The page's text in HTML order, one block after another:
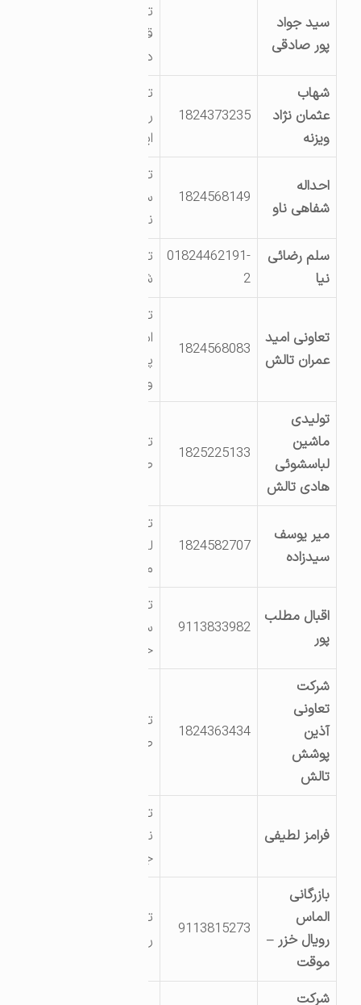
سید جواد
پور صادقی
تالش بخش اسالم
قریه اوله کری بالا
شهاب
عثمان نژاد
ویزنه
1824373235
تالش بعد از چوبر
روستای لمر جنب
ایران پل
احداله
شفاهی ناو
1824568149
تالش ـ شهر اسالم
سه راه شهید ستار
نیک قلب
سلم رضائی
01824462191-
تالش طولارود خ
شهید رجائی
تعاونی امید
عمران تالش
1824568083
تالش خلیف آباد
اسالم کمربندی
پونل روستای
وارده سرا
تولیدی
ماشین
لباسشوئی
هادی تالش
1825225133
تالش شهرک
صنعتی کشلی
میر یوسف
سیدزاده
1824582707
تالش دهستان
لیسار بخش
مرکزی
اقبال مطلب
9113833982
تالش اسالم خاله
خاله سرا
شرکت
تعاونی
آذین
پوشش
تالش
1824363434
تالش شهرک
صنعتی
فرامز لطیفی
تالش سه راه سید
نیکی روستای
جوکندان
بازرگانی
الماس
رویال خزر –
موقت
9113815273
تالش اسالم
روستای لمر سفلی
شرکت